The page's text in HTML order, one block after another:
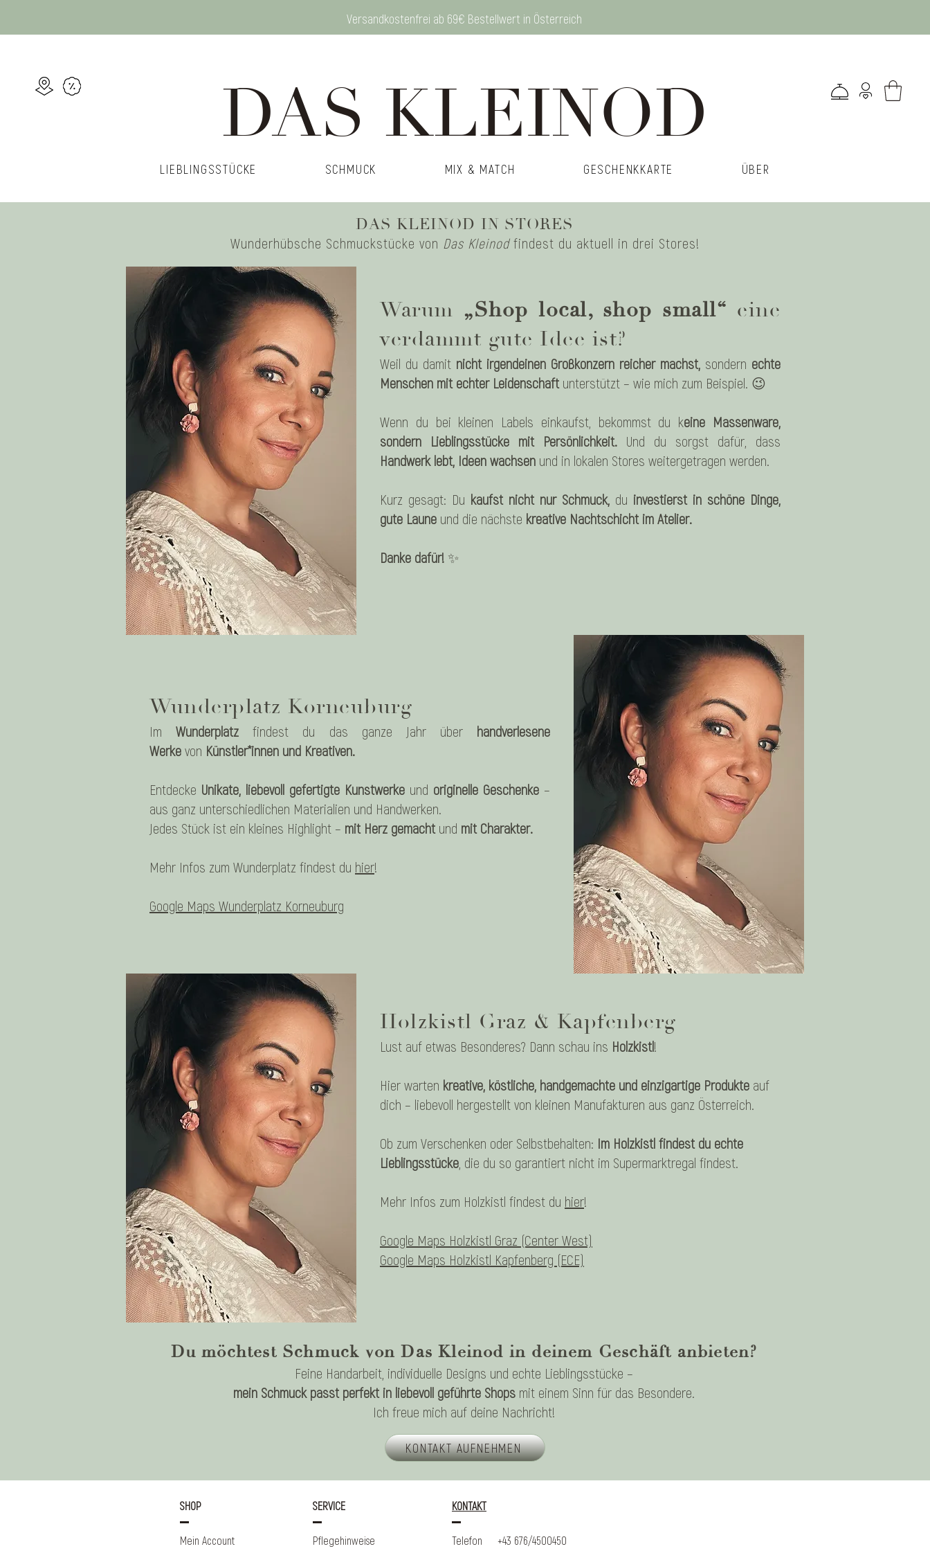
Versandkostenfrei ab 69€ Bestellwert in Österreich
DAS KLEINOD
LIEBLINGSSTÜCKE SCHMUCK MIX & MATCH GESCHENKKARTE ÜBER
DAS KLEINOD IN STORES
Wunderhübsche Schmuckstücke von Das Kleinodfindest du aktuell in drei Stores!
Warum „Shop local, shop small“ eine
verdammt gute Idee ist?
Weil du damit nicht irgendeinen Großkonzern reicher machst, sondern echte
Menschen mit echter Leidenschaft unterstützt – wie mich zum Beispiel. 😉
Wenn du bei kleinen Labels einkaufst, bekommst du keine Massenware,
sondern Lieblingsstücke mit Persönlichkeit. Und du sorgst dafür, dass
Handwerk lebt, Ideen wachsen und in lokalen Stores weitergetragen werden.
Kurz gesagt: Du kaufst nicht nur Schmuck, du investierst in schöne Dinge,
gute Laune und die nächste kreative Nachtschicht im Atelier.
Danke dafür! ✨
Wunderplatz Korneuburg
ImWunderplatz findest du das ganze Jahr über handverlesene
Werke von Künstler*innen und Kreativen.
Entdecke Unikate, liebevoll gefertigte Kunstwerke und originelle Geschenke –
aus ganz unterschiedlichen Materialien und Handwerken.
Jedes Stück ist ein kleines Highlight – mit Herz gemacht und mit Charakter.
Mehr Infos zum Wunderplatz findest du hier!
Google Maps Wunderplatz Korneuburg
Holzkistl Graz & Kapfenberg
Lust auf etwas Besonderes? Dann schau ins Holzkistl!
Hier warten kreative, köstliche, handgemachte und einzigartige Produkte auf
dich – liebevoll hergestellt von kleinen Manufakturen aus ganz Österreich.
Ob zum Verschenken oder Selbstbehalten: Im Holzkistl findest du echte
Lieblingsstücke , die du so garantiert nicht im Supermarktregal findest.
Mehr Infos zum Holzkistl findest du hier!
Google Maps Holzkistl Graz (Center West)
Google Maps Holzkistl Kapfenberg (ECE)
Du möchtest Schmuck von Das Kleinod in deinem Geschäft anbieten?
Feine Handarbeit, individuelle Designs und echte Lieblingsstücke –
mein Schmuck passt perfekt in liebevoll geführte Shops mit einem Sinn für das Besondere.
Ich freue mich auf deine Nachricht!
KONTAKT AUFNEHMEN
SHOP
Mein Account
SERVICE
Pflegehinweise
KONTAKT
Telefon
+43 676/4500450